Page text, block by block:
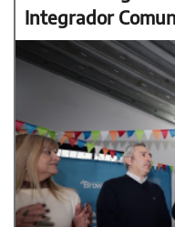
Integrador